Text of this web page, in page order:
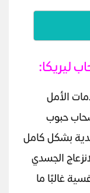
الأمل
حبوب
بشكل كامل
الجسدي
غالبًا ما